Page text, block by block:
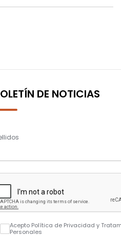
DE NOTICIAS
Acepto Política de Privacidad y
Personales